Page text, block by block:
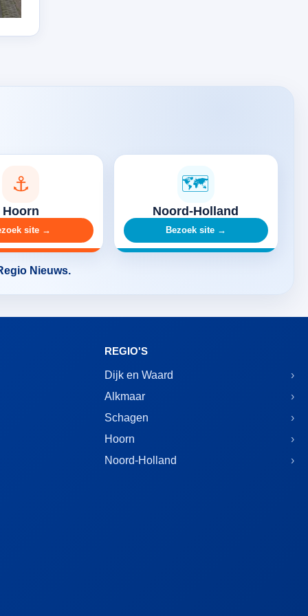
⚓
Hoorn
site →
🗺️
Noord-Holland
Bezoek site →
Nieuws.
REGIO'S
Dijk en Waard
Alkmaar
Schagen
Hoorn
Noord-Holland